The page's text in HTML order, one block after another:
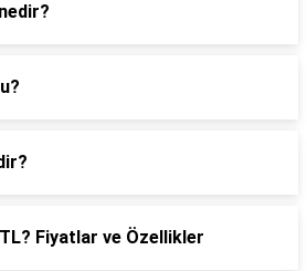
Fiyatlar ve Özellikler